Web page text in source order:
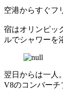
空港からすぐフ
宿はオリンピッ
ルでシャワーを
翌日からは一人
V8のコンバーチ